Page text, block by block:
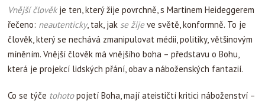
Vnější člověkje ten, který žije povrchně, s Martinem Heideggerem
řečeno: neautenticky, tak, jak se žije ve světě, konformně. To je
člověk, který se nechává zmanipulovat médii, politiky, většinovým
míněním. Vnější člověk má vnějšího boha – představu o Bohu,
která je projekcí lidských přání, obav a náboženských fantazií.
Co se týče tohotopojetí Boha, mají ateističtí kritici náboženství –